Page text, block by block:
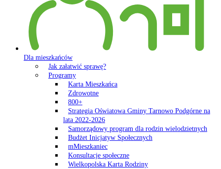
Dla mieszkańców
Jak załatwić sprawę?
Programy
Karta Mieszkańca
Zdrowotne
800+
Strategia Oświatowa Gminy Tarnowo Podgórne na
lata 2022-2026
Samorządowy program dla rodzin wielodzietnych
Budżet Inicjatyw Społecznych
mMieszkaniec
Konsultacje społeczne
Wielkopolska Karta Rodziny